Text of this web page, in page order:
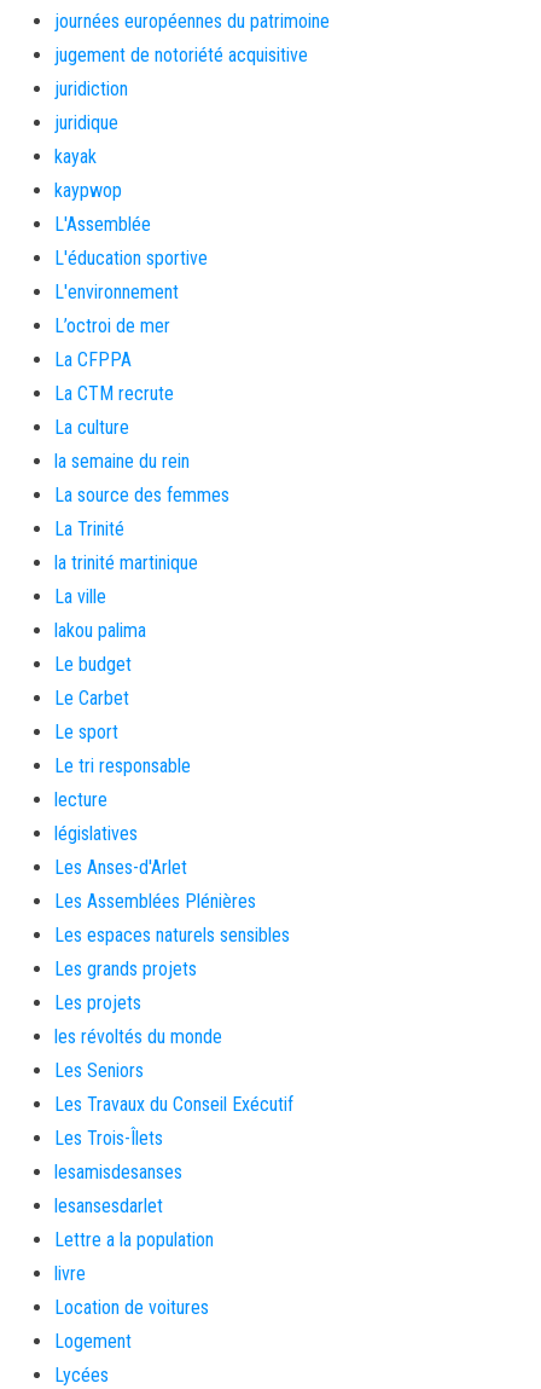
journées européennes du patrimoine
jugement de notoriété acquisitive
juridiction
juridique
kayak
kaypwop
L'Assemblée
L'éducation sportive
L'environnement
L’octroi de mer
La CFPPA
La CTM recrute
La culture
la semaine du rein
La source des femmes
La Trinité
la trinité martinique
La ville
lakou palima
Le budget
Le Carbet
Le sport
Le tri responsable
lecture
législatives
Les Anses-d'Arlet
Les Assemblées Plénières
Les espaces naturels sensibles
Les grands projets
Les projets
les révoltés du monde
Les Seniors
Les Travaux du Conseil Exécutif
Les Trois-Îlets
lesamisdesanses
lesansesdarlet
Lettre a la population
livre
Location de voitures
Logement
Lycées